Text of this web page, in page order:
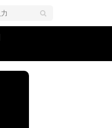
評